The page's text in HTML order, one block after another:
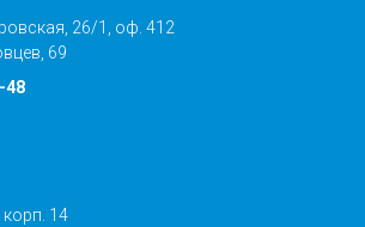
26/1, оф. 412
69
48
14